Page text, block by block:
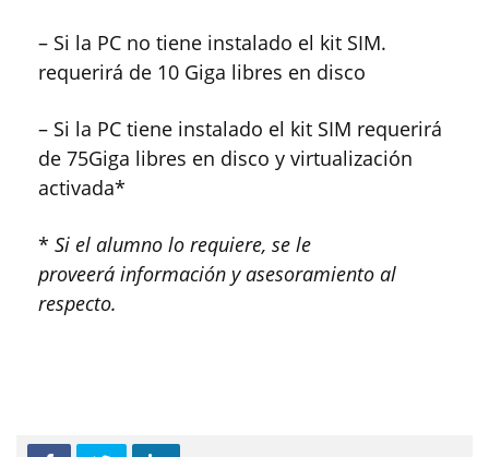
– Si la PC no tiene instalado el kit SIM.
requerirá de 10 Giga libres en disco
– Si la PC tiene instalado el kit SIM requerirá
de 75Giga libres en disco y virtualización
activada*
* Si el alumno lo requiere, se le
proveerá información y asesoramiento al
respecto.